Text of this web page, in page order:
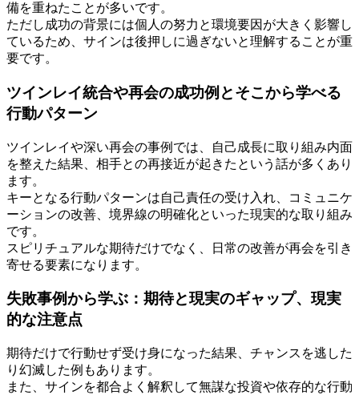
備を重ねたことが多いです。
ただし成功の背景には個人の努力と環境要因が大きく影響し
ているため、サインは後押しに過ぎないと理解することが重
要です。
ツインレイ統合や再会の成功例とそこから学べる
行動パターン
ツインレイや深い再会の事例では、自己成長に取り組み内面
を整えた結果、相手との再接近が起きたという話が多くあり
ます。
キーとなる行動パターンは自己責任の受け入れ、コミュニケ
ーションの改善、境界線の明確化といった現実的な取り組み
です。
スピリチュアルな期待だけでなく、日常の改善が再会を引き
寄せる要素になります。
失敗事例から学ぶ：期待と現実のギャップ、現実
的な注意点
期待だけで行動せず受け身になった結果、チャンスを逃した
り幻滅した例もあります。
また、サインを都合よく解釈して無謀な投資や依存的な行動